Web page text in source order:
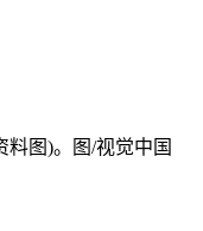
图)。图/视觉中国